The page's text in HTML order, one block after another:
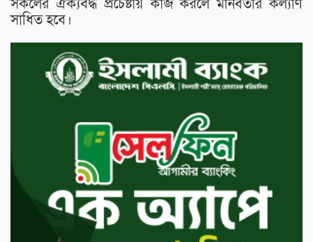
সকলের ঐক্যবদ্ধ প্রচেষ্টায় কাজ করলে মানবতার কল্যাণ
সাধিত হবে।